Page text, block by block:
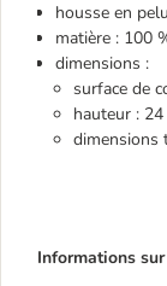
housse en
matière : 100
dimensions :
surface de
hauteur : 24
dimensions
Informations